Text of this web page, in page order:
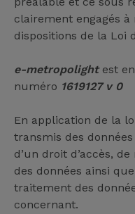
clairement engagés
dispositions de la Loi
e-metropolight est
numéro 1619127 v 0
En application de la
transmis des
d’un droit d’accès,
des données ainsi
traitement des
concernant.